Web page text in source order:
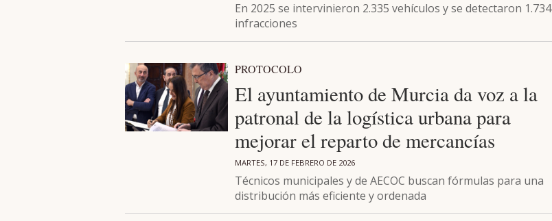
En 2025 se intervinieron 2.335 vehículos y se detectaron 1.734
infracciones
PROTOCOLO
El ayuntamiento de Murcia da voz a la
patronal de la logística urbana para
mejorar el reparto de mercancías
MARTES, 17 DE FEBRERO DE 2026
Técnicos municipales y de AECOC buscan fórmulas para una
distribución más eficiente y ordenada